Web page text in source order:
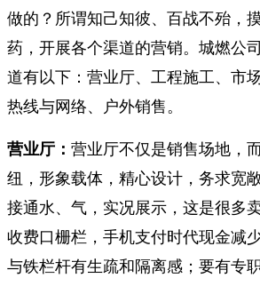
做的？所谓知己知彼、百战不殆，
药，开展各个渠道的营销。城燃公
道有以下：营业厅、工程施工、市
热线与网络、户外销售。
营业厅： 营业厅不仅是销售场地，
纽，形象载体，精心设计，务求宽
接通水、气，实况展示，这是很多
收费口栅栏，手机支付时代现金减
与铁栏杆有生疏和隔离感；要有专